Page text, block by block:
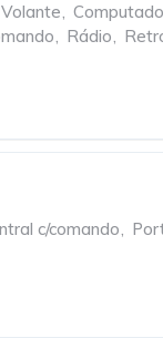
,
, Rádio,
c/comando,